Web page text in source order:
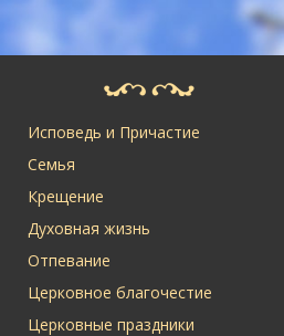
Исповедь и Причастие
Семья
Крещение
Духовная жизнь
Отпевание
Церковное благочестие
Церковные праздники